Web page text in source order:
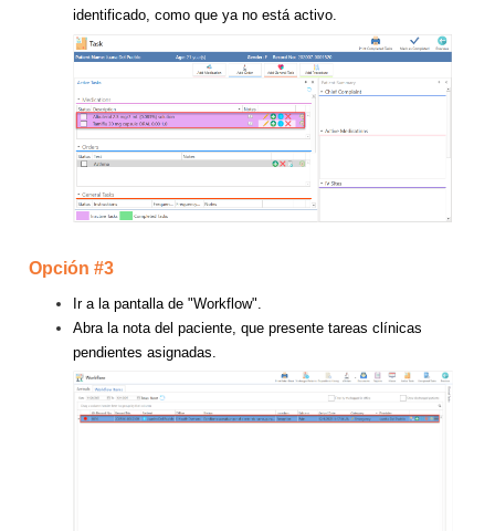
identificado, como que ya no está activo.
Opción #3
Ir a la pantalla de "Workflow".
Abra la nota del paciente, que presente tareas clínicas
pendientes asignadas.